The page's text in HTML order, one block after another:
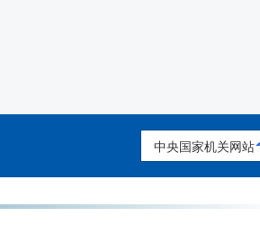
中央国家机关网站